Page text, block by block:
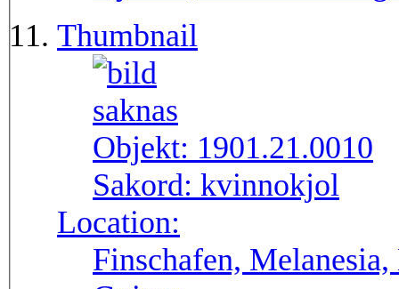
Thumbnail
Objekt: 1901.21.0010
Sakord: kvinnokjol
Location:
Finschafen,